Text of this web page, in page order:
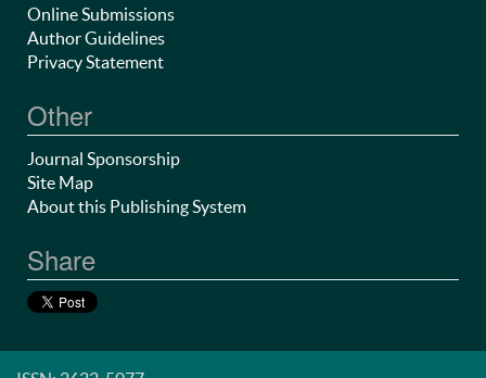
Online Submissions
Author Guidelines
Privacy Statement
Other
Journal Sponsorship
Site Map
About this Publishing System
Share